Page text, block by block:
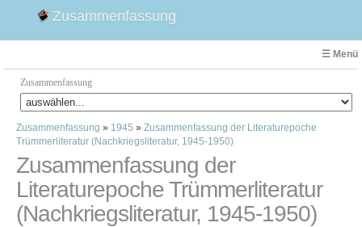
Zusammenfassung
☰ Menü
Zusammenfassung
Faust
Effi Briest
Emilia Galotti
1. Weltkrieg Zusammenfassung
Zusammenfassung » 1945 » Zusammenfassung der Literaturepoche
Trümmerliteratur (Nachkriegsliteratur, 1945-1950)
Zusammenfassung der
Literaturepoche Trümmerliteratur
(Nachkriegsliteratur, 1945-1950)